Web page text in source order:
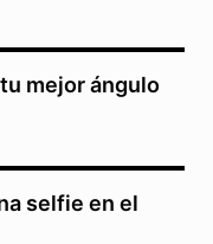
mejor ángulo
selfie en el